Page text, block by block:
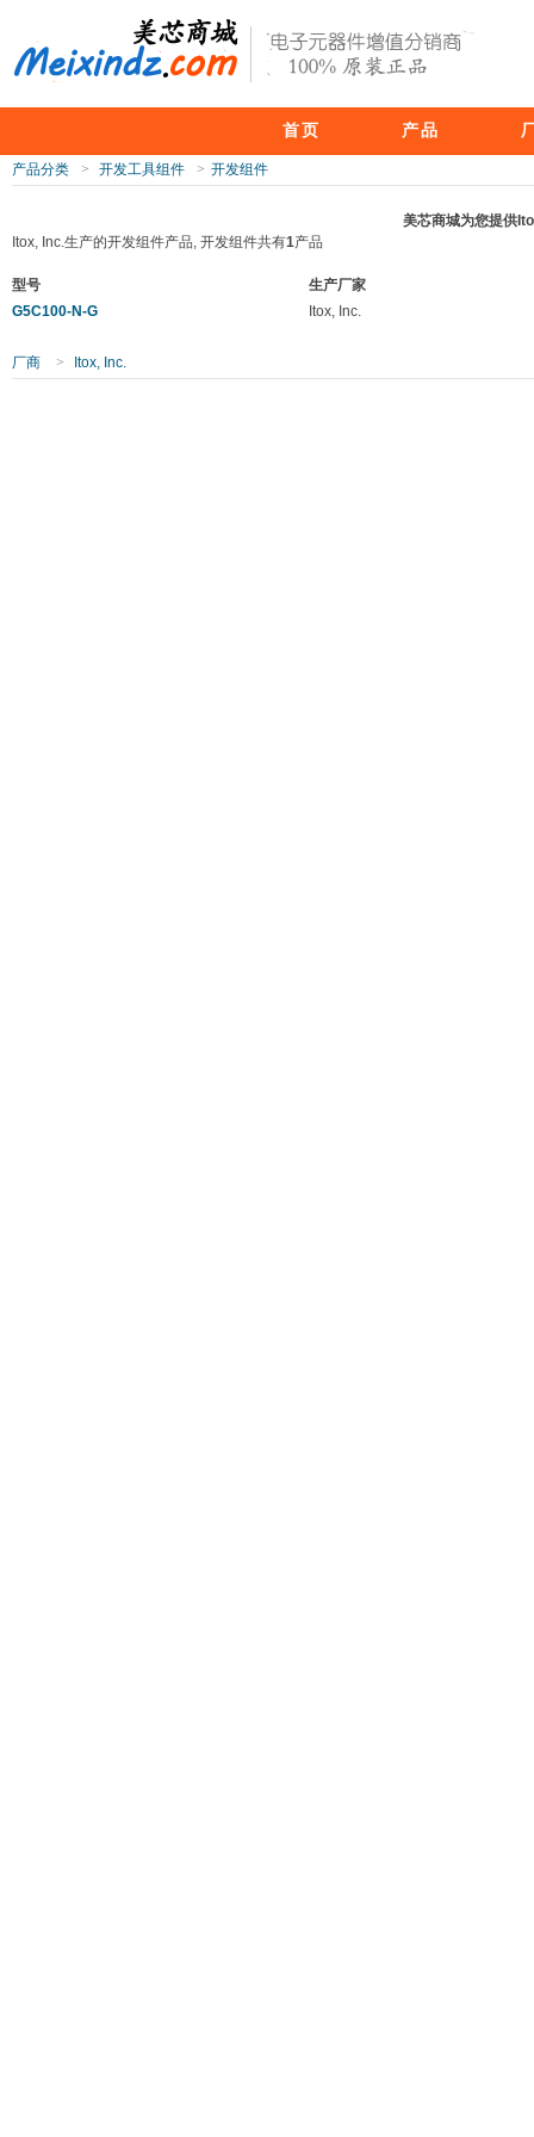
首页 产品
产品分类 > 开发工具组件 > 开发组件
美芯商城为您提供
Itox, Inc.生产的开发组件产品, 开发组件共有1产品
型号
生产厂家
G5C100-N-G
Itox, Inc.
厂商 > Itox, Inc.